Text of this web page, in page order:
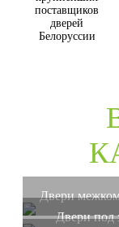
поставщиков
дверей
Белоруссии
Двери
Двери под